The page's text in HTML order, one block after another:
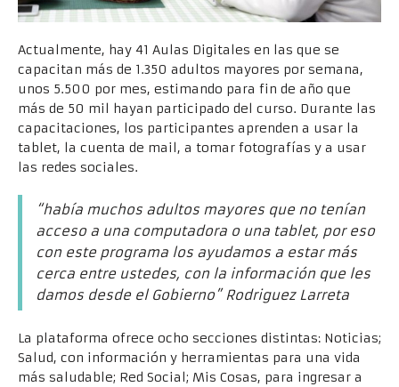
Actualmente, hay 41 Aulas Digitales en las que se
capacitan más de 1.350 adultos mayores por semana,
unos 5.500 por mes, estimando para fin de año que
más de 50 mil hayan participado del curso. Durante las
capacitaciones, los participantes aprenden a usar la
tablet, la cuenta de mail, a tomar fotografías y a usar
las redes sociales.
“había muchos adultos mayores que no tenían
acceso a una computadora o una tablet, por eso
con este programa los ayudamos a estar más
cerca entre ustedes, con la información que les
damos desde el Gobierno”Rodriguez Larreta
La plataforma ofrece ocho secciones distintas: Noticias;
Salud, con información y herramientas para una vida
más saludable; Red Social; Mis Cosas, para ingresar a